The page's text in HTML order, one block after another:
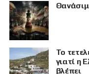
Το
γιατί η
βλέπει